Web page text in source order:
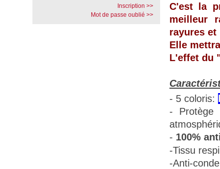
C'est la
meilleur
rayures
Elle
L'effet du
- 5 coloris:
-
- 100%
-Tissu
-Anti-
Inscription >>
Mot de passe oublié >>